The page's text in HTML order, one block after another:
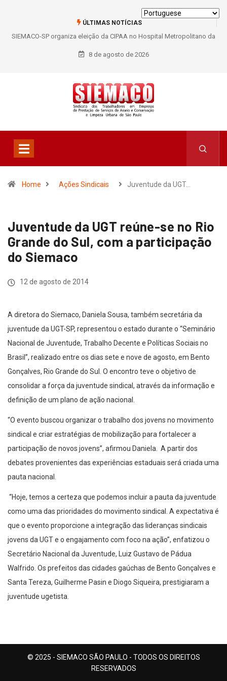
ÚLTIMAS NOTÍCIAS
SIEMACO-SP organiza eleição da CIPAA no Hospital Metropolitano da
Lapa e fortalece participação dos trabalhadores
8 de agosto de 2026
Home Ações Sindicais Juventude da UGT…
Juventude da UGT reúne-se no Rio
Grande do Sul, com a participação
do Siemaco
12 de agosto de 2014
A diretora do Siemaco, Daniela Sousa, também secretária da
juventude da UGT-SP, representou o estado durante o “Seminário
Nacional de Juventude, Trabalho Decente e Políticas Sociais no
Brasil”, realizado entre os dias sete e nove de agosto, em Bento
Gonçalves, Rio Grande do Sul. O encontro teve o objetivo de
consolidar a força da juventude sindical, através da informação e
definição de um plano de ação nacional.
“O evento buscou organizar o trabalho dos jovens no movimento
sindical e criar estratégias de mobilização para fortalecer a
participação de novos jovens”, afirmou Daniela. A partir dos
debates provenientes das experiências estaduais será criada uma
pauta nacional.
“Hoje, temos a certeza que podemos incluir a pauta da juventude
como uma das prioridades do movimento sindical. A expectativa é
que o evento proporcione a integração das lideranças sindicais
jovens da UGT e o engajamento com foco na ação”, enfatizou o
Secretário Nacional da Juventude, Luiz Gustavo de Pádua
Walfrido. Os prefeitos das cidades gaúchas de Bento Gonçalves e
Santa Tereza, Guilherme Pasin e Diogo Siqueira, prestigiaram a
juventude ugetista.
© 2025 - SIEMACO SÃO PAULO - TODOS OS DIREITOS
RESERVADOS